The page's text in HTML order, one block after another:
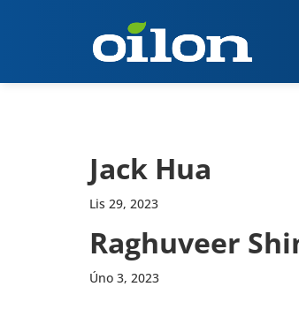
Jack Hua
Lis 29, 2023
Raghuveer
Úno 3, 2023